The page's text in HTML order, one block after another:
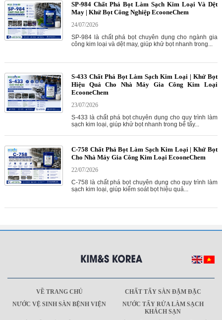
SP-984 Chất Phá Bọt Làm Sạch Kim Loại Và Dệt
May | Khử Bọt Công Nghiệp EcooneChem
24/07/2026
SP-984 là chất phá bọt chuyên dụng cho ngành gia
công kim loại và dệt may, giúp khử bọt nhanh trong...
S-433 Chất Phá Bọt Làm Sạch Kim Loại | Khử Bọt
Hiệu Quả Cho Nhà Máy Gia Công Kim Loại
EcooneChem
23/07/2026
S-433 là chất phá bọt chuyên dụng cho quy trình làm
sạch kim loại, giúp khử bọt nhanh trong bể tẩy...
C-758 Chất Phá Bọt Làm Sạch Kim Loại | Khử Bọt
Cho Nhà Máy Gia Công Kim Loại EcooneChem
22/07/2026
C-758 là chất phá bọt chuyên dụng cho quy trình làm
sạch kim loại, giúp kiểm soát bọt hiệu quả...
VỀ TRANG CHỦ
CHẤT TẨY SÀN ĐẬM ĐẶC
NƯỚC VỆ SINH SÀN BỆNH VIỆN
NƯỚC TẨY RỬA LÀM SẠCH
KHÁCH SẠN